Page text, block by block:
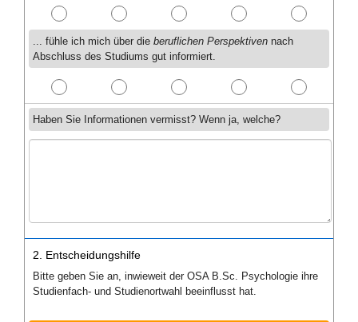
... fühle ich mich über die beruflichen Perspektiven nach
Abschluss des Studiums gut informiert.
Haben Sie Informationen vermisst? Wenn ja, welche?
2. Entscheidungshilfe
Bitte geben Sie an, inwieweit der OSA B.Sc. Psychologie ihre
Studienfach- und Studienortwahl beeinflusst hat.